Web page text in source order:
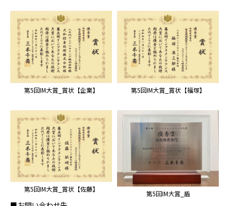
第5回IM大賞_賞状【企業】 第5回IM大賞_賞状【福塚】
第5回IM大賞_賞状【佐藤】
第5回IM大賞_盾